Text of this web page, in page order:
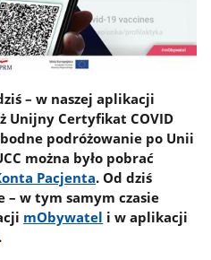
– w naszej aplikacji
Unijny Certyfikat COVID
podróżowanie po Unii
można było pobrać
Pacjenta. Od dziś
– w tym samym czasie
mObywatel i w aplikacji
.